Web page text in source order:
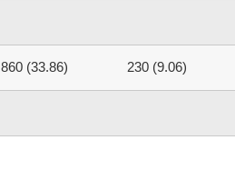
860 (33.86) 230 (9.06)